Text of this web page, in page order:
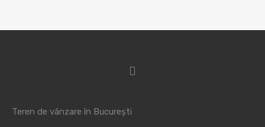
Teren de vânzare în București